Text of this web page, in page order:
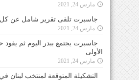
مارس 24, 2021
جاسبرت تلقى تقرير شامل عن كل
مارس 24, 2021
جاسبرت يجتمع ببدر اليوم ثم يقود
الأولى
مارس 24, 2021
التشكيلة المتوقعة لمنتخب لبنان